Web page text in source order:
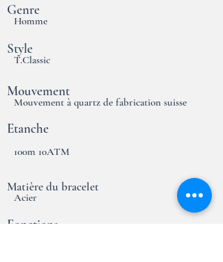
Genre
Homme
Style
T.Classic
Mouvement
Mouvement à quartz de fabrication suisse
Etanche
100m 10ATM
Matière du bracelet
Acier
Fonctions